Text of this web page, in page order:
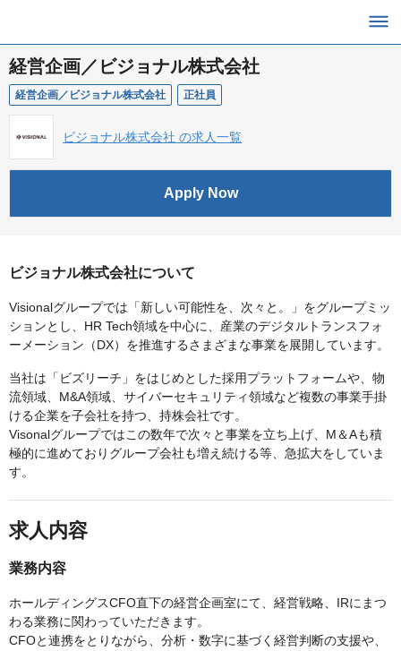
経営企画／ビジョナル株式会社
経営企画／ビジョナル株式会社 正社員
ビジョナル株式会社 の求人一覧
Apply Now
ビジョナル株式会社について
Visionalグループでは「新しい可能性を、次々と。」をグループミッ
ションとし、HR Tech領域を中心に、産業のデジタルトランスフォ
ーメーション（DX）を推進するさまざまな事業を展開しています。
当社は「ビズリーチ」をはじめとした採用プラットフォームや、物
流領域、M&A領域、サイバーセキュリティ領域など複数の事業手掛
ける企業を子会社を持つ、持株会社です。
Visonalグループではこの数年で次々と事業を立ち上げ、M＆Aも積
極的に進めておりグループ会社も増え続ける等、急拡大をしていま
す。
求人内容
業務内容
ホールディングスCFO直下の経営企画室にて、経営戦略、IRにまつ
わる業務に関わっていただきます。
CFOと連携をとりながら、分析・数字に基づく経営判断の支援や、